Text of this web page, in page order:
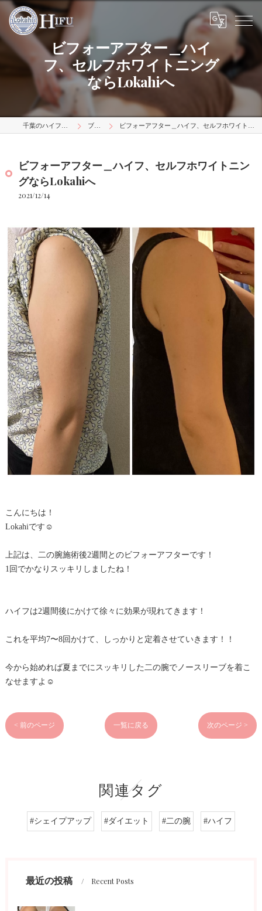
ビフォーアフター＿ハイ
フ、セルフホワイトニング
ならLokahiへ
ブログ ビフォーアフター＿ハイフ、セルフホワイトニングならLokahiへ
ビフォーアフター＿ハイフ、セルフホワイトニン
グならLokahiへ
2021/12/14
こんにちは！
Lokahiです☺︎
上記は、二の腕施術後2週間とのビフォーアフターです！
1回でかなりスッキリしましたね！
ハイフは2週間後にかけて徐々に効果が現れてきます！
これを平均7〜8回かけて、しっかりと定着させていきます！！
今から始めれば夏までにスッキリした二の腕でノースリーブを着こ
なせますよ☺︎
< 前のページ 一覧に戻る 次のページ >
関連タグ
#シェイプアップ #ダイエット #二の腕 #ハイフ
最近の投稿 Recent Posts